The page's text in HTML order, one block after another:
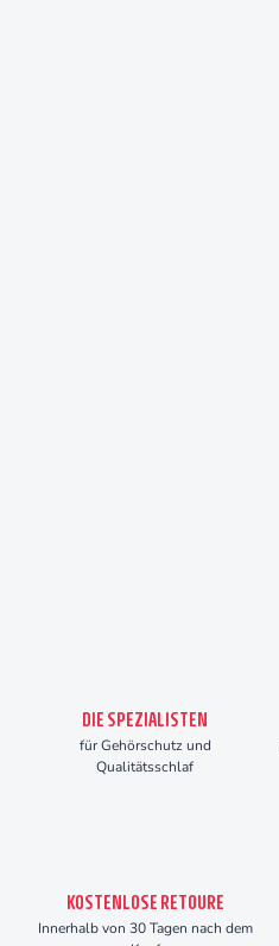
DIE SPEZIALISTEN
für Gehörschutz und
Qualitätsschlaf
KOSTENLOSE RETOURE
Innerhalb von 30 Tagen nach dem